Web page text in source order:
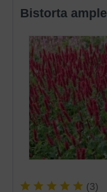
Bistorta
(3)